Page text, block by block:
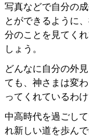
写真などで自分の
とができるように
分のことを見てく
しょう。
どんなに自分の外
ても、神さまは変
ってくれているわけ
中高時代を過ごし
れ新しい道を歩ん